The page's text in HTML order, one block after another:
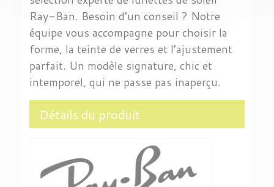
Ray-Ban. Besoin d’un conseil ? Notre
équipe vous accompagne pour choisir la
forme, la teinte de verres et l’ajustement
parfait. Un modèle signature, chic et
intemporel, qui ne passe pas inaperçu.
Détails du produit